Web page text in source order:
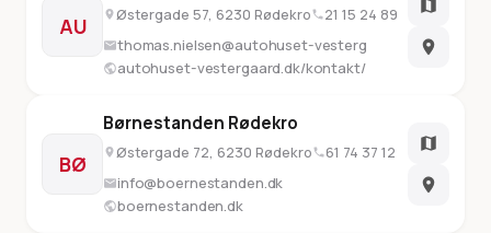
AU Østergade 57, 6230 Rødekro
21 15 24 89
thomas.nielsen@autohuset-vestergaard.dk
autohuset-vestergaard.dk/kontakt/rodekro
BØ
Børnestanden Rødekro
Østergade 72, 6230 Rødekro
61 74 37 12
info@boernestanden.dk
boernestanden.dk